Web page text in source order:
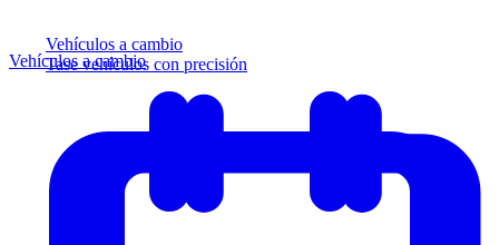
Vehículos a cambio
Tase vehículos con precisión
Vehículos a cambio